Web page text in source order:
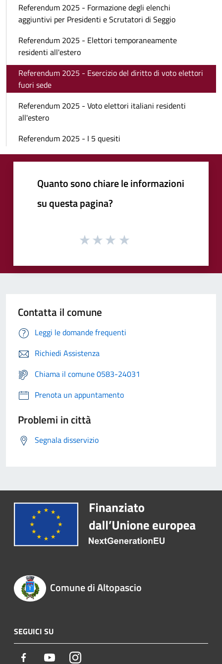
Referendum 2025 - Formazione degli elenchi
aggiuntivi per Presidenti e Scrutatori di Seggio
Referendum 2025 - Elettori temporaneamente
residenti all'estero
Referendum 2025 - Esercizio del diritto di voto elettori
fuori sede
Referendum 2025 - Voto elettori italiani residenti
all'estero
Referendum 2025 - I 5 quesiti
Quanto sono chiare le informazioni
su questa pagina?
Contatta il comune
Leggi le domande frequenti
Richiedi Assistenza
Chiama il comune 0583-24031
Prenota un appuntamento
Problemi in città
Segnala disservizio
Comune di Altopascio
SEGUICI SU
Facebook YoutubeInstagram